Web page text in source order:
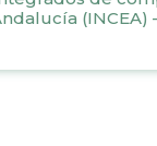
(INCEA)